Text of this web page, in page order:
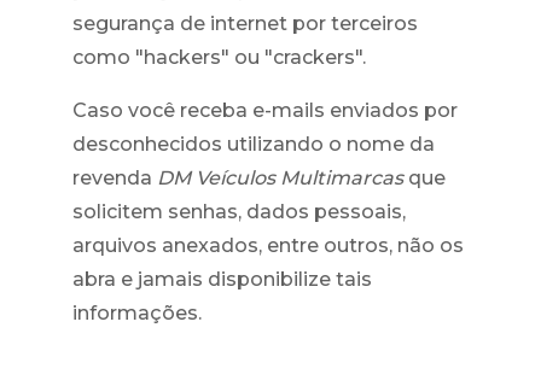
segurança de internet por terceiros
como "hackers" ou "crackers".
Caso você receba e-mails enviados por
desconhecidos utilizando o nome da
revenda DM Veículos Multimarcasque
solicitem senhas, dados pessoais,
arquivos anexados, entre outros, não os
abra e jamais disponibilize tais
informações.